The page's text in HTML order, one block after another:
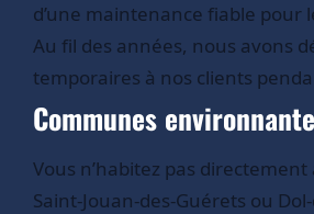
d’une maintenance fiable
Au fil des années, nous avons
temporaires à nos clients
Communes
Vous n’habitez pas
Saint-Jouan-des-Guérets ou